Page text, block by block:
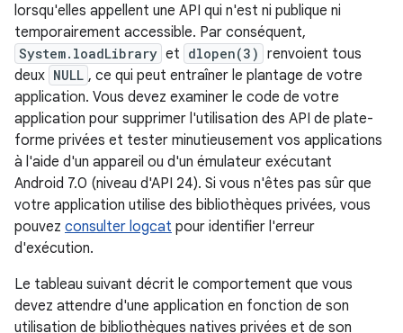
lorsqu'elles appellent une API qui n'est ni publique ni
temporairement accessible. Par conséquent,
System.loadLibrary et dlopen(3) renvoient tous
deux NULL , ce qui peut entraîner le plantage de votre
application. Vous devez examiner le code de votre
application pour supprimer l'utilisation des API de plate-
forme privées et tester minutieusement vos applications
à l'aide d'un appareil ou d'un émulateur exécutant
Android 7.0 (niveau d'API 24). Si vous n'êtes pas sûr que
votre application utilise des bibliothèques privées, vous
pouvez consulter logcat pour identifier l'erreur
d'exécution.
Le tableau suivant décrit le comportement que vous
devez attendre d'une application en fonction de son
utilisation de bibliothèques natives privées et de son